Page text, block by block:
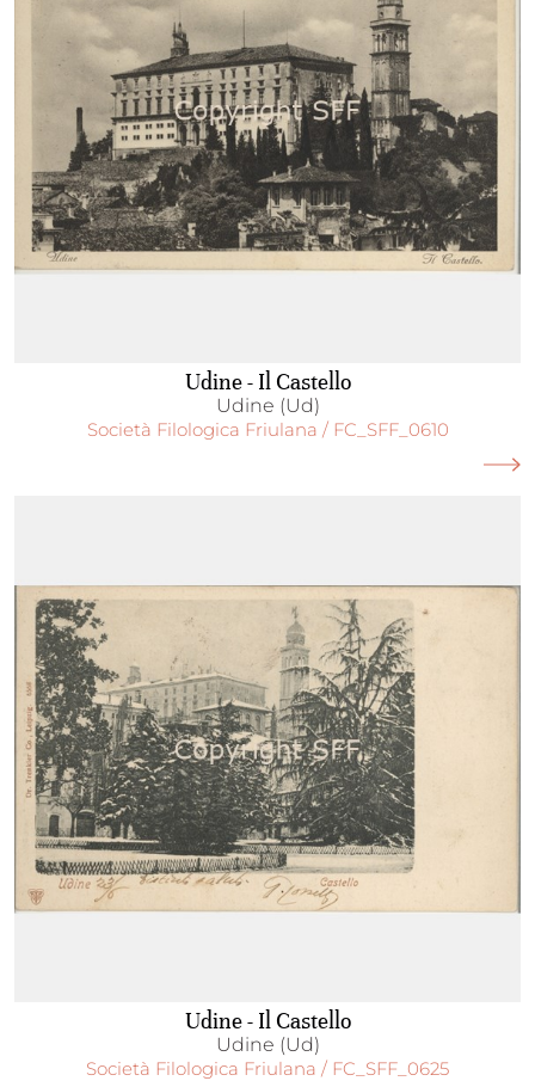
Udine - Il Castello
Udine (Ud)
Società Filologica Friulana / FC_SFF_0610
Udine - Il Castello
Udine (Ud)
Società Filologica Friulana / FC_SFF_0625